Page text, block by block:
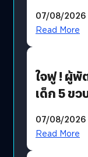
อวกาศเต็
07/08/2026
Read More
ใจฟู ! ผู้พั
เด็ก 5 ข
07/08/2026
Read More